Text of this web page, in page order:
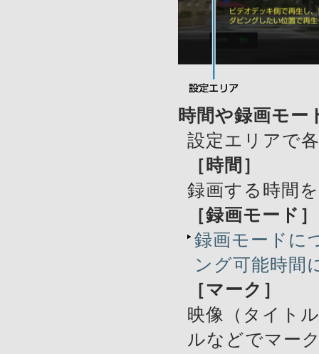
時間や録画モー
設定エリアで
［時間］
録画する時間
［録画モード］
録画モードに
ング可能時間
［マーク］
映像（タイト
ルなどでマー